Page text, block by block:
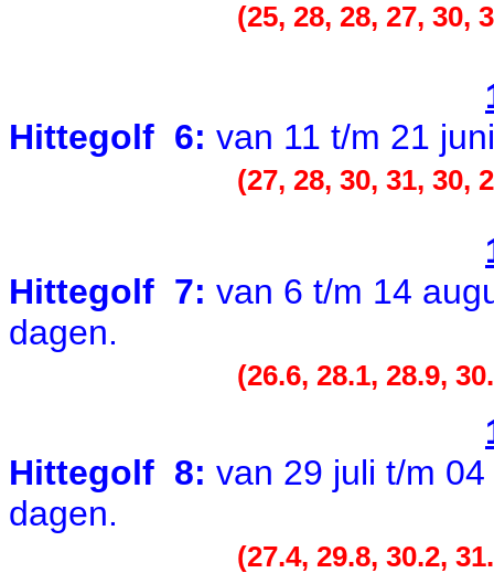
(25, 28, 28, 27, 30,
Hittegolf 6: van 11 t/m 21
(27, 28, 30, 31, 30,
Hittegolf 7: van 6 t/m 14
dagen.
(26.6, 28.1, 28.9,
Hittegolf 8: van 29 juli t/m
dagen.
(27.4, 29.8, 30.2,